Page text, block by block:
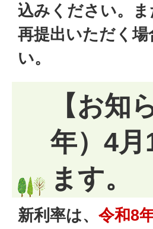
込みください。
再提出いただく
い。
【お知
年）4
ます。
新利率は、 令和8